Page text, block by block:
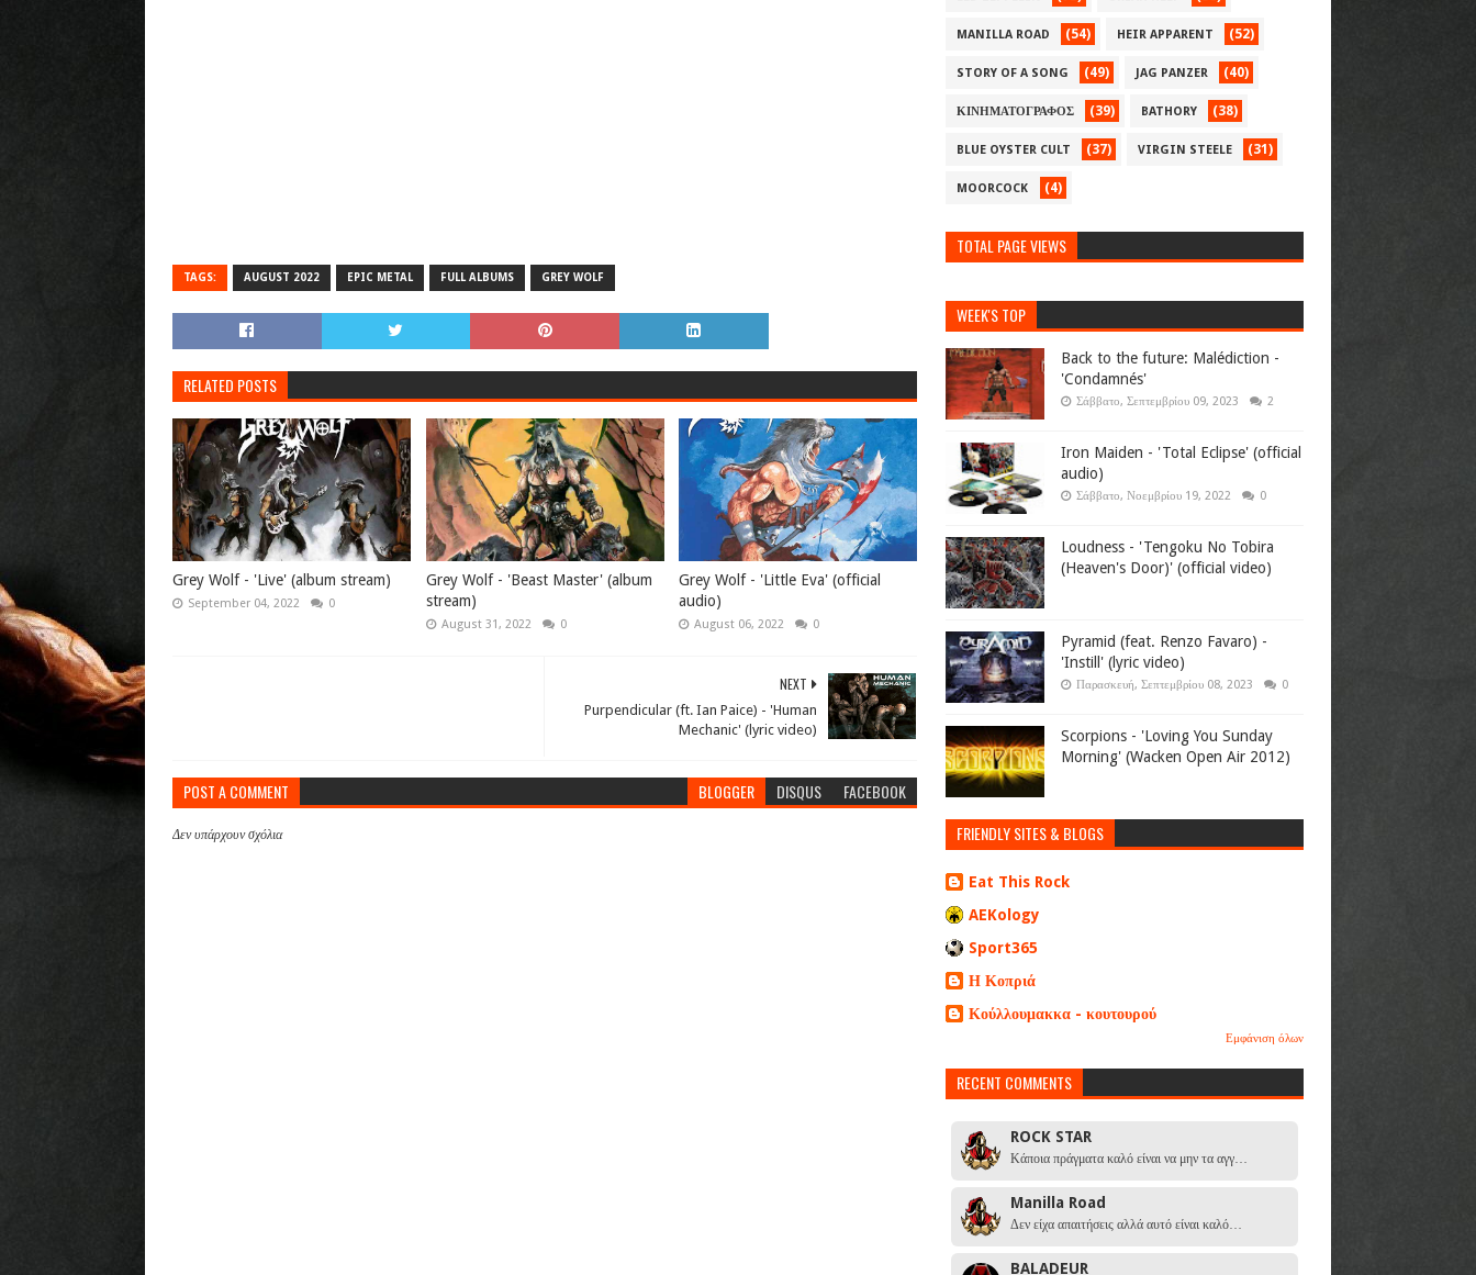
TAGS: AUGUST 2022 EPIC METAL FULL ALBUMS GREY WOLF
RELATED POSTS
Grey Wolf - 'Live' (album stream)
September 04, 2022 0
Grey Wolf - 'Beast Master' (album
stream)
August 31, 2022 0
Grey Wolf - 'Little Eva' (official
audio)
August 06, 2022 0
NEXT
Purpendicular (ft. Ian Paice) - 'Human
Mechanic' (lyric video)
POST A COMMENT BLOGGER DISQUS FACEBOOK
Δεν υπάρχουν σχόλια
MANILLA ROAD (54) HEIR APPARENT (52)
STORY OF A SONG (49) JAG PANZER (40)
ΚΙΝΗΜΑΤΟΓΡΑΦΟΣ (39) BATHORY (38)
BLUE OYSTER CULT (37) VIRGIN STEELE (31)
MOORCOCK (4)
TOTAL PAGE VIEWS
WEEK'S TOP
Back to the future: Malédiction -
'Condamnés'
Σάββατο, Σεπτεμβρίου 09, 2023 2
Iron Maiden - 'Total Eclipse' (official
audio)
Σάββατο, Νοεμβρίου 19, 2022 0
Loudness - 'Tengoku No Tobira
(Heaven's Door)' (official video)
Pyramid (feat. Renzo Favaro) -
'Instill' (lyric video)
Παρασκευή, Σεπτεμβρίου 08, 2023 0
Scorpions - 'Loving You Sunday
Morning' (Wacken Open Air 2012)
FRIENDLY SITES & BLOGS
Eat This Rock
AEKology
Sport365
Η Κοπριά
Κούλλουμακκα - κουτουρού
Εμφάνιση όλων
RECENT COMMENTS
ROCK STAR
Κάποια πράγματα καλό είναι να μην τα αγγ…
Manilla Road
Δεν είχα απαιτήσεις αλλά αυτό είναι καλό…
BALADEUR